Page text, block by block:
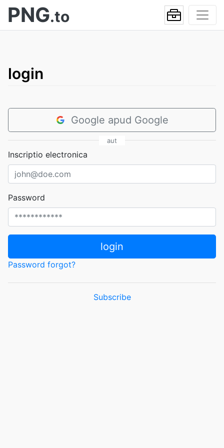
PNG.to
login
Google apud Google
aut
Inscriptio electronica
Password
login
Password forgot?
Subscribe